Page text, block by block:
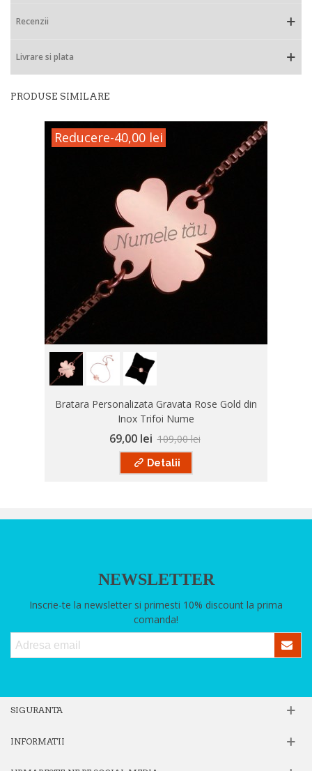
Recenzii
Livrare si plata
PRODUSE SIMILARE
Reducere-40,00 lei
Bratara Personalizata Gravata Rose Gold din
Inox Trifoi Nume
69,00 lei 109,00 lei
Detalii
NEWSLETTER
Inscrie-te la newsletter si primesti 10% discount la prima
comanda!
SIGURANTA
INFORMATII